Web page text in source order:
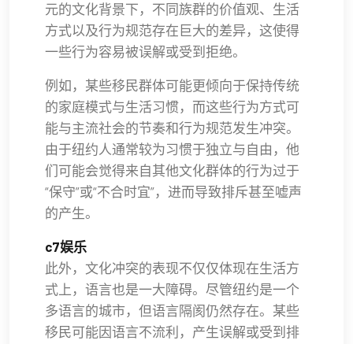
元的文化背景下，不同族群的价值观、生活
方式以及行为规范存在巨大的差异，这使得
一些行为容易被误解或受到拒绝。
例如，某些移民群体可能更倾向于保持传统
的家庭模式与生活习惯，而这些行为方式可
能与主流社会的节奏和行为规范发生冲突。
由于纽约人通常较为习惯于独立与自由，他
们可能会觉得来自其他文化群体的行为过于
“保守”或“不合时宜”，进而导致排斥甚至嘘声
的产生。
c7娱乐
此外，文化冲突的表现不仅仅体现在生活方
式上，语言也是一大障碍。尽管纽约是一个
多语言的城市，但语言隔阂仍然存在。某些
移民可能因语言不流利，产生误解或受到排